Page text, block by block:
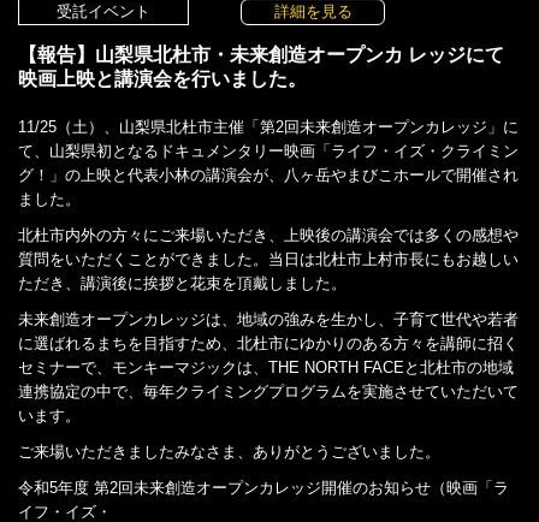
受託イベント 詳細を見る
【報告】山梨県北杜市・未来創造オープンカ レッジにて
映画上映と講演会を行いました。
11/25（土）、山梨県北杜市主催「第2回未来創造オープンカレッジ」に
て、山梨県初となるドキュメンタリー映画「ライフ・イズ・クライミン
グ！」の上映と代表小林の講演会が、八ヶ岳やまびこホールで開催され
ました。
北杜市内外の方々にご来場いただき、上映後の講演会では多くの感想や
質問をいただくことができました。当日は北杜市上村市長にもお越しい
ただき、講演後に挨拶と花束を頂戴しました。
未来創造オープンカレッジは、地域の強みを生かし、子育て世代や若者
に選ばれるまちを目指すため、北杜市にゆかりのある方々を講師に招く
セミナーで、モンキーマジックは、THE NORTH FACEと北杜市の地域
連携協定の中で、毎年クライミングプログラムを実施させていただいて
います。
ご来場いただきましたみなさま、ありがとうございました。
令和5年度 第2回未来創造オープンカレッジ開催のお知らせ（映画「ラ
イフ・イズ・